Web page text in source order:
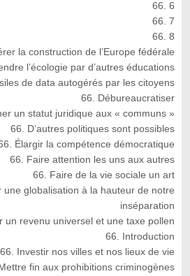
66. 6
66. 7
66. 8
la construction de l’Europe fédérale
l’écologie par d’autres éducations
de data autogérés par les citoyens
66. Débureaucratiser
un statut juridique aux « communs »
66. D’autres politiques sont possibles
Élargir la compétence démocratique
66. Faire attention les uns aux autres
66. Faire de la vie sociale un art
une globalisation à la hauteur de notre
inséparation
un revenu universel et une taxe pollen
66. Introduction
66. Investir nos villes et nos lieux de vie
fin aux prohibitions criminogènes